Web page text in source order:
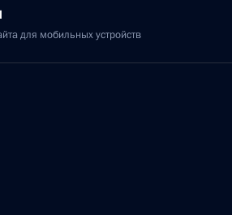
для мобильных устройств